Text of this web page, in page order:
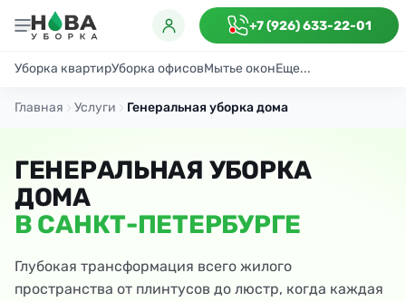
+7 (926) 633-22-01
Уборка квартирУборка офисовМытье оконЕще...
ГенеральнаяПоддерживающаяПосле ремонта
Главная Услуги Генеральная уборка дома
ГЕНЕРАЛЬНАЯ УБОРКА
ДОМА
В САНКТ-ПЕТЕРБУРГЕ
Глубокая трансформация всего жилого
пространства от плинтусов до люстр, когда каждая